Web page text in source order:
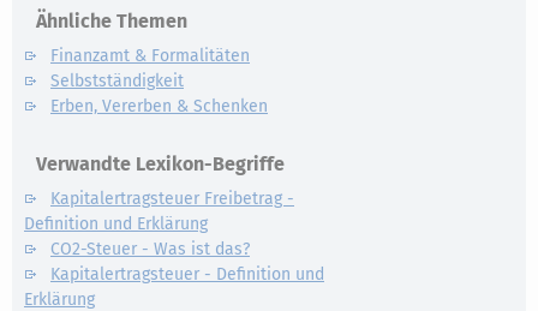
Ähnliche Themen
Finanzamt & Formalitäten
Selbstständigkeit
Erben, Vererben & Schenken
Verwandte Lexikon-Begriffe
Kapitalertragsteuer Freibetrag -
Definition und Erklärung
CO2-Steuer - Was ist das?
Kapitalertragsteuer - Definition und
Erklärung